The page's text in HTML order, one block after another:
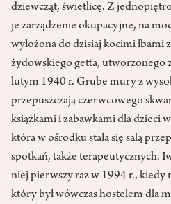
dziewcząt, świetlicę. Z
je zarządzenie okupacyjne, na
wyłożona do dzisiaj kocimi łbami
żydowskiego getta, utworzonego
lutym 1940 r. Grube mury z
przepuszczają czerwcowego
książkami i zabawkami dla dzieci
która w ośrodku stała się salą
spotkań, także terapeutycznych.
niej pierwszy raz w 1994 r., kiedy
który był wówczas hostelem dla